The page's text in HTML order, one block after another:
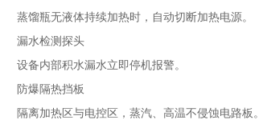
蒸馏瓶无液体持续加热时，自动切断加热电源。
漏水检测探头
设备内部积水漏水立即停机报警。
防爆隔热挡板
隔离加热区与电控区，蒸汽、高温不侵蚀电路板。